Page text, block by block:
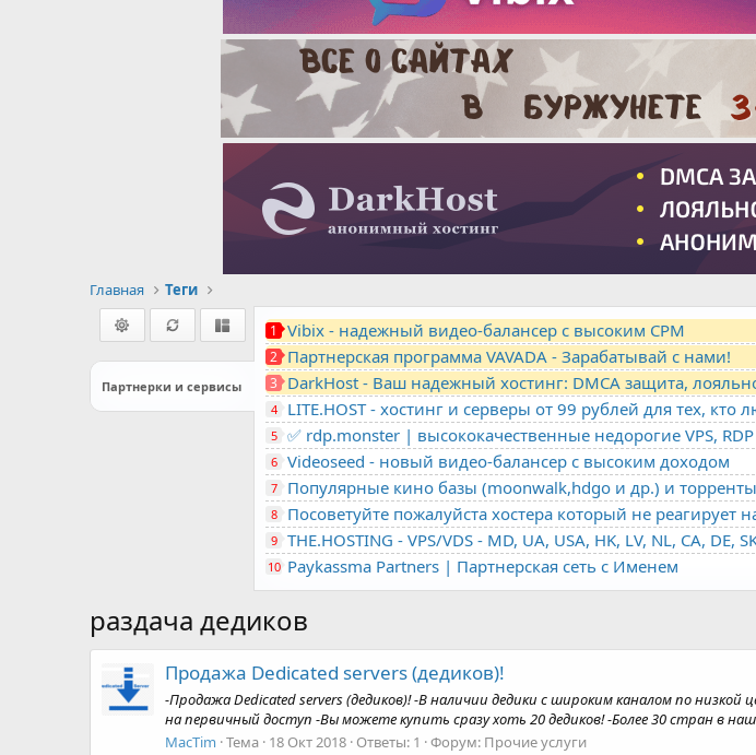
Главная Теги
Партнерки и сервисы
1 Vibix - надежный видео-балансер с высоким CPM
2 Партнерская программа VAVADA - Зарабатывай с нами!
3 DarkHost - Ваш надежный хостинг: DMCA защита,
4
5
✅ rdp.monster | высококачественные недорогие VPS,
6
Videoseed - новый видео-балансер с высоким доходом
7
Популярные кино базы (moonwalk,hdgo и др.) и
8
Посоветуйте пожалуйста хостера который не реагирует
9
10 Paykassma Partners | Партнерская сеть с Именем
раздача дедиков
Продажа Dedicated servers (дедиков)!
-Продажа Dedicated servers (дедиков)! -В наличии дедики с широким каналом по
на первичный доступ -Вы можете купить сразу хоть 20 дедиков! -Более 30 стран в
MacTim Тема 18 Окт 2018 Ответы: 1 Форум: Прочие услуги